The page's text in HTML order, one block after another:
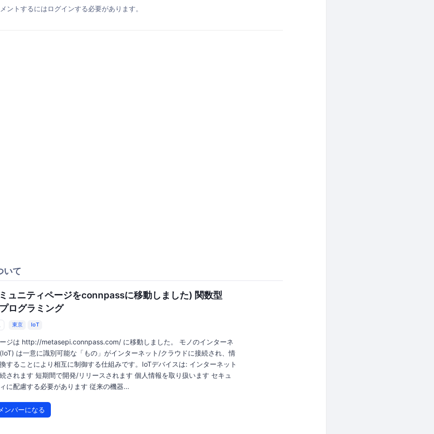
ントするにはログインする必要があります。
いて
ュニティページをconnpassに移動しました) 関数型
ログラミング
東京 IoT
ジは http://metasepi.connpass.com/ に移動しました。 モノのインターネ
は一意に識別可能な「もの」がインターネット/クラウドに接続され、情
することにより相互に制御する仕組みです。IoTデバイスは: インターネット
されます 短期間で開発/リリースされます 個人情報を取り扱います セキュ
に配慮する必要があります 従来の機器...
メンバーになる